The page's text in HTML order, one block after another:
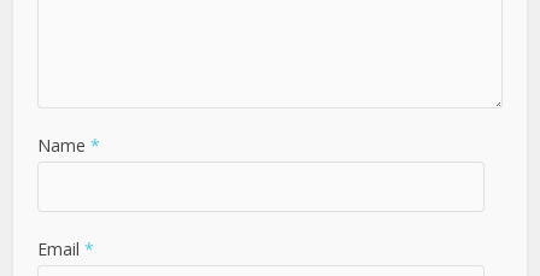
Name *
Email *